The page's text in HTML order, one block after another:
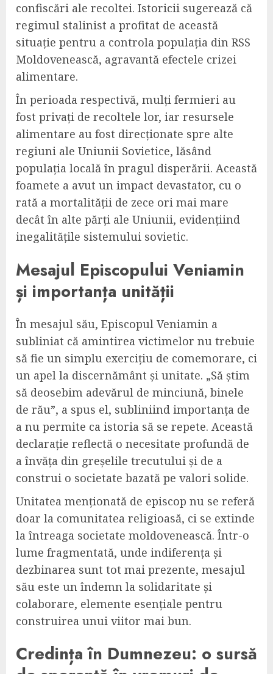
confiscări ale recoltei. Istoricii sugerează că
regimul stalinist a profitat de această
situație pentru a controla populația din RSS
Moldovenească, agravantă efectele crizei
alimentare.
În perioada respectivă, mulți fermieri au
fost privați de recoltele lor, iar resursele
alimentare au fost direcționate spre alte
regiuni ale Uniunii Sovietice, lăsând
populația locală în pragul disperării. Această
foamete a avut un impact devastator, cu o
rată a mortalității de zece ori mai mare
decât în alte părți ale Uniunii, evidențiind
inegalitățile sistemului sovietic.
Mesajul Episcopului Veniamin
și importanța unității
În mesajul său, Episcopul Veniamin a
subliniat că amintirea victimelor nu trebuie
să fie un simplu exercițiu de comemorare, ci
un apel la discernământ și unitate. „Să știm
să deosebim adevărul de minciună, binele
de rău”, a spus el, subliniind importanța de
a nu permite ca istoria să se repete. Această
declarație reflectă o necesitate profundă de
a învăța din greșelile trecutului și de a
construi o societate bazată pe valori solide.
Unitatea menționată de episcop nu se referă
doar la comunitatea religioasă, ci se extinde
la întreaga societate moldovenească. Într-o
lume fragmentată, unde indiferența și
dezbinarea sunt tot mai prezente, mesajul
său este un îndemn la solidaritate și
colaborare, elemente esențiale pentru
construirea unui viitor mai bun.
Credința în Dumnezeu: o sursă